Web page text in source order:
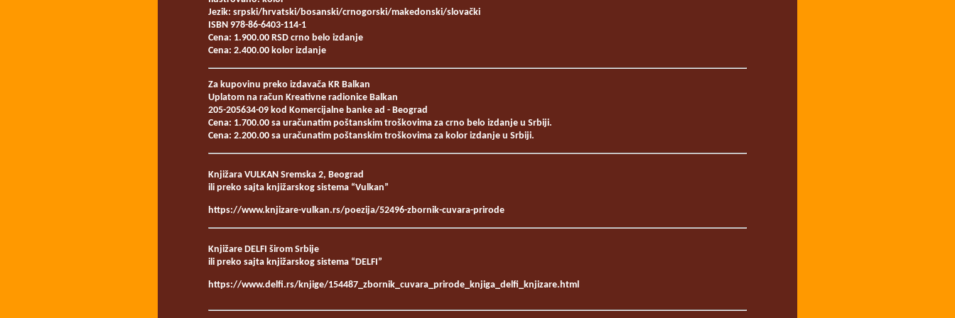
Jezik: srpski/hrvatski/bosanski/crnogorski/makedonski/slovački
ISBN 978-86-6403-114-1
Cena: 1.900.00 RSD crno belo izdanje
Cena: 2.400.00 kolor izdanje
Za kupovinu preko izdavača KR Balkan
Uplatom na račun Kreativne radionice Balkan
205-205634-09 kod Komercijalne banke ad - Beograd
Cena: 1.700.00 sa uračunatim poštanskim troškovima za crno belo izdanje u Srbiji.
Cena: 2.200.00 sa uračunatim poštanskim troškovima za kolor izdanje u Srbiji.
Knjižara VULKAN Sremska 2, Beograd
ili preko sajta knjižarskog sistema “Vulkan”
https://www.knjizare-vulkan.rs/poezija/52496-zbornik-cuvara-prirode
Knjižare DELFI širom Srbije
ili preko sajta knjižarskog sistema “DELFI”
https://www.delfi.rs/knjige/154487_zbornik_cuvara_prirode_knjiga_delfi_knjizare.html